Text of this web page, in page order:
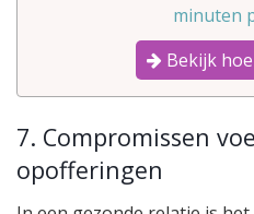
minuten
Bekijk
7. Compromissen
opofferingen